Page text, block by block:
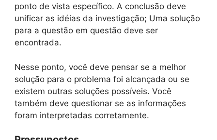
ponto de vista específico. A conclusão deve
unificar as idéias da investigação; Uma solução
para a questão em questão deve ser
encontrada.
Nesse ponto, você deve pensar se a melhor
solução para o problema foi alcançada ou se
existem outras soluções possíveis. Você
também deve questionar se as informações
foram interpretadas corretamente.